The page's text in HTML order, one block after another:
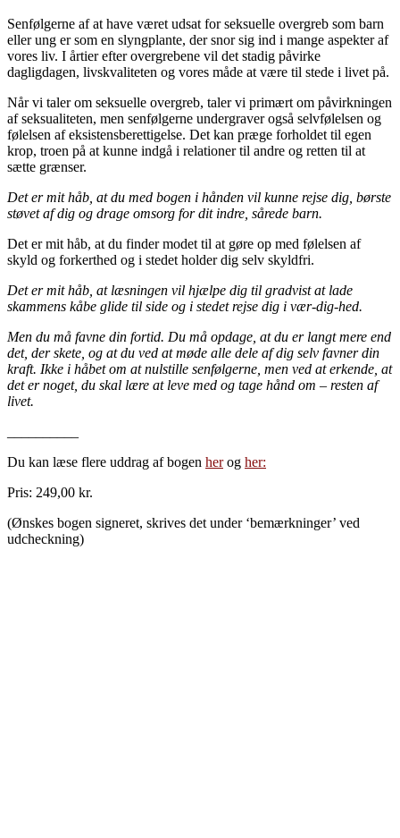
Senfølgerne af at have været udsat for seksuelle overgreb som barn
eller ung er som en slyngplante, der snor sig ind i mange aspekter af
vores liv. I årtier efter overgrebene vil det stadig påvirke
dagligdagen, livskvaliteten og vores måde at være til stede i livet på.
Når vi taler om seksuelle overgreb, taler vi primært om påvirkningen
af seksualiteten, men senfølgerne undergraver også selvfølelsen og
følelsen af eksistensberettigelse. Det kan præge forholdet til egen
krop, troen på at kunne indgå i relationer til andre og retten til at
sætte grænser.
Det er mit håb, at du med bogen i hånden vil kunne rejse dig, børste
støvet af dig og drage omsorg for dit indre, sårede barn.
Det er mit håb, at du finder modet til at gøre op med følelsen af
skyld og forkerthed og i stedet holder dig selv skyldfri.
Det er mit håb, at læsningen vil hjælpe dig til gradvist at lade
skammens kåbe glide til side og i stedet rejse dig i vær-dig-hed.
Men du må favne din fortid. Du må opdage, at du er langt mere end
det, der skete, og at du ved at møde alle dele af dig selv favner din
kraft. Ikke i håbet om at nulstille senfølgerne, men ved at erkende, at
det er noget, du skal lære at leve med og tage hånd om – resten af
livet.
Du kan læse flere uddrag af bogen herog her:
Pris: 249,00 kr.
(Ønskes bogen signeret, skrives det under ‘bemærkninger’ ved
udcheckning)